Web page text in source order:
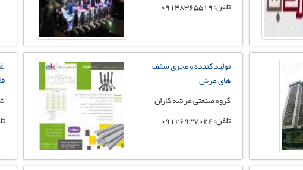
تلفن: 09148365519
تولید کننده و مجری سقف
های عرش
گروه صنعتی عرشه کاران
تلفن: 09126937024